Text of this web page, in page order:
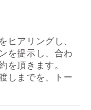
ヒアリングし、
を提示し、合わ
を頂きます。
しまでを、トー